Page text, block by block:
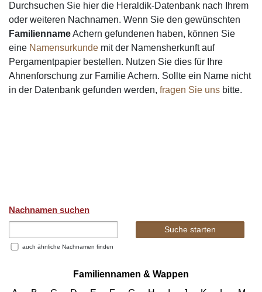
Durchsuchen Sie hier die Heraldik-Datenbank nach Ihrem
oder weiteren Nachnamen. Wenn Sie den gewünschten
FamiliennameAchern gefundenen haben, können Sie
eine Namensurkunde mit der Namensherkunft auf
Pergamentpapier bestellen. Nutzen Sie dies für Ihre
Ahnenforschung zur Familie Achern. Sollte ein Name nicht
in der Datenbank gefunden werden, fragen Sie uns bitte.
Nachnamen suchen
auch ähnliche Nachnamen finden
Familiennamen & Wappen